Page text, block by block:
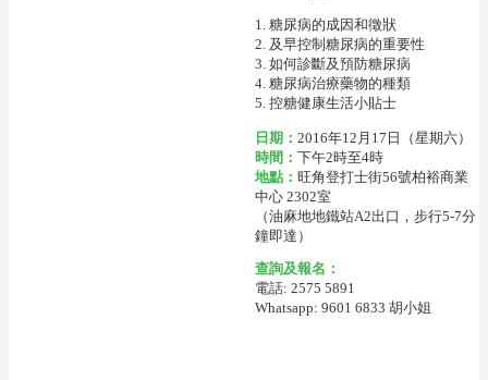
1. 糖尿病的成因和徵狀
2. 及早控制糖尿病的重要性
3. 如何診斷及預防糖尿病
4. 糖尿病治療藥物的種類
5. 控糖健康生活小貼士
日期： 2016年12月17日（星期六）
時間： 下午2時至4時
地點： 旺角登打士街56號柏裕商業
中心 2302室
（油麻地地鐵站A2出口，步行5-7分
鐘即達）
查詢及報名：
電話: 2575 5891
Whatsapp: 9601 6833 胡小姐